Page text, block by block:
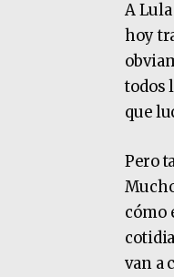
A
hoy
todos
que
Pero
cómo
van a